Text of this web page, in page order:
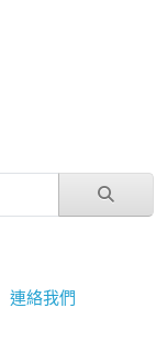
連絡我們